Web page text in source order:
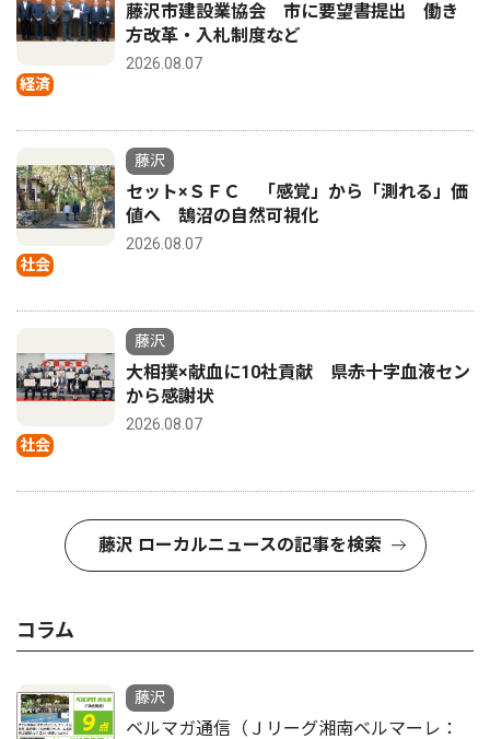
経済
藤沢市建設業協会 市に要望書提出 働き
方改革・入札制度など
2026.08.07
社会
藤沢
セット×ＳＦＣ 「感覚」から「測れる」価
値へ 鵠沼の自然可視化
2026.08.07
社会
藤沢
大相撲×献血に10社貢献 県赤十字血液セン
から感謝状
2026.08.07
藤沢 ローカルニュースの記事を検索
コラム
藤沢
ベルマガ通信（Ｊリーグ湘南ベルマーレ：